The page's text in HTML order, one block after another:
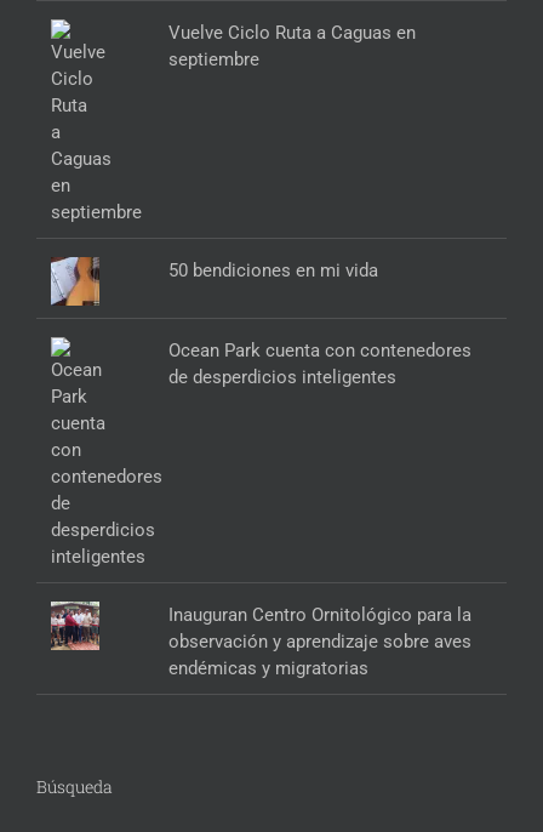
Vuelve Ciclo Ruta a Caguas en
septiembre
50 bendiciones en mi vida
Ocean Park cuenta con contenedores
de desperdicios inteligentes
Inauguran Centro Ornitológico para la
observación y aprendizaje sobre aves
endémicas y migratorias
Búsqueda